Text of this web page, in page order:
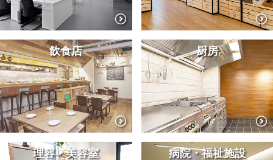
飲食店 厨房
理容・美容室 病院・福祉施設